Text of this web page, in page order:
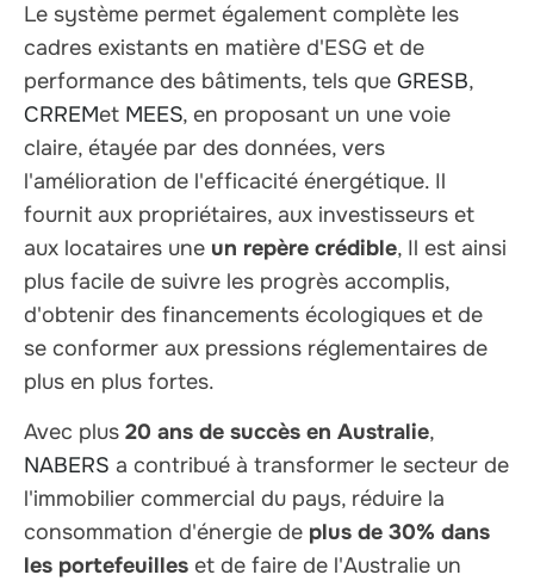
Le système permet également complète les
cadres existants en matière d'ESG et de
performance des bâtiments, tels que GRESB,
CRREMet MEES, en proposant un une voie
claire, étayée par des données, vers
l'amélioration de l'efficacité énergétique. Il
fournit aux propriétaires, aux investisseurs et
aux locataires une un repère crédible, Il est ainsi
plus facile de suivre les progrès accomplis,
d'obtenir des financements écologiques et de
se conformer aux pressions réglementaires de
plus en plus fortes.
Avec plus 20 ans de succès en Australie,
NABERS a contribué à transformer le secteur de
l'immobilier commercial du pays, réduire la
consommation d'énergie de plus de 30% dans
les portefeuilles et de faire de l'Australie un